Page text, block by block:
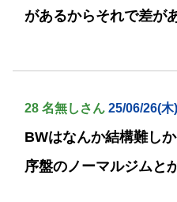
があるからそれで差が
28 名無しさん 25/06/26(木)
BWはなんか結構難し
序盤のノーマルジムと